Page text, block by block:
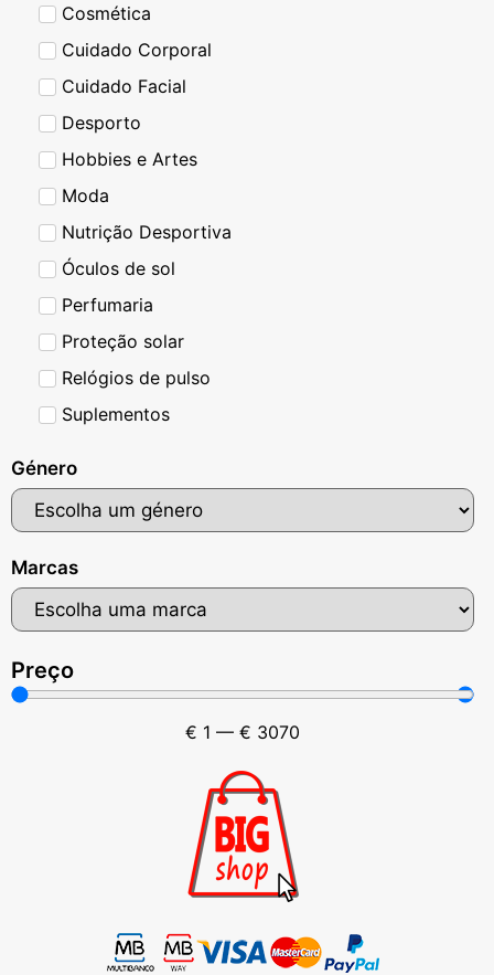
Cosmética
Cuidado Corporal
Cuidado Facial
Desporto
Hobbies e Artes
Moda
Nutrição Desportiva
Óculos de sol
Perfumaria
Proteção solar
Relógios de pulso
Suplementos
Género
Marcas
Preço
€ 1 — € 3070